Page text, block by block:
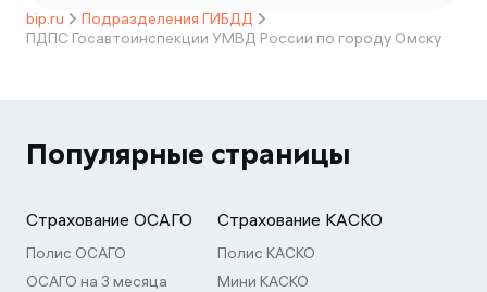
bip.ru
Подразделения ГИБДД
ПДПС Госавтоинспекции УМВД России по городу Омску
Популярные страницы
Страхование ОСАГО
Полис ОСАГО
ОСАГО на 3 месяца
Страхование КАСКО
Полис КАСКО
Мини КАСКО